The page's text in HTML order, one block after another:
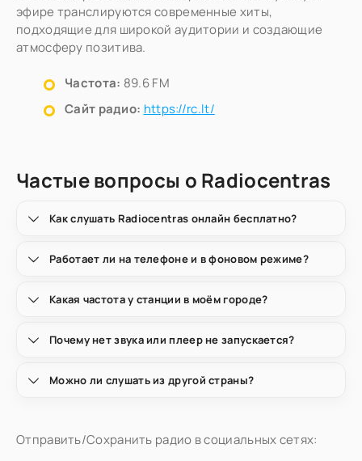
эфире транслируются современные хиты,
подходящие для широкой аудитории и создающие
атмосферу позитива.
Частота: 89.6 FM
Сайт радио: https://rc.lt/
Частые вопросы о Radiocentras
Как слушать Radiocentras онлайн бесплатно?
Работает ли на телефоне и в фоновом режиме?
Какая частота у станции в моём городе?
Почему нет звука или плеер не запускается?
Можно ли слушать из другой страны?
Отправить/Сохранить радио в социальных сетях: